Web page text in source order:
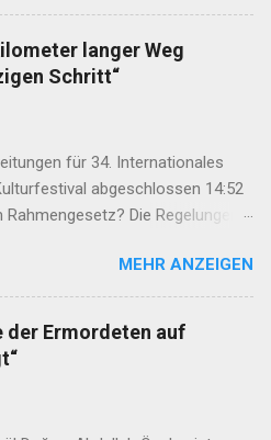
protests in Damascus and
into a brutal civil war,
withdrew his forces from
their guns on rebels in the south.
the Democratic Union Party
Units (Yekîneyên
set up a rudimentary
in three cantons: Afrin,
by enemies, the three
self-rule were not even
langer Weg
Schritt“
für 34. Internationales
abgeschlossen 14:52
Die Regelungen
Demokratisierungsprozesses
Rahmengesetz zum
ins Parlament eingebracht
der Forderung nach Öcalans
rücken wir nicht ab 12:29
MEHR ANZEIGEN
der Ermordeten auf